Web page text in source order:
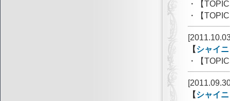
・【
・【
【シャイ
・【
【シャイ